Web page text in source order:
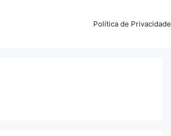
Política de Privacidade